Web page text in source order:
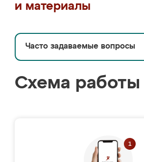
и материалы
Часто задаваемые вопросы
Схема работы